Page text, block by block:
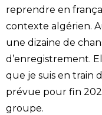
reprendre en
contexte algérien.
une dizaine de
d’enregistrement.
que je suis en train
prévue pour fin
groupe.